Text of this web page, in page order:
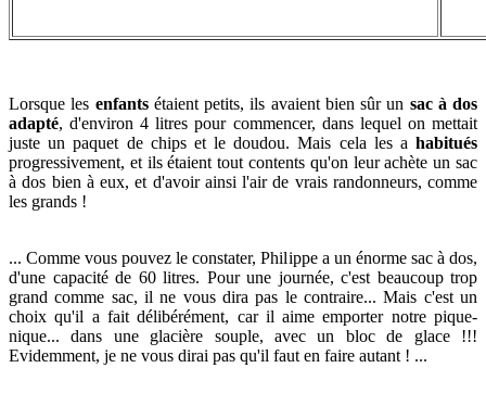
Lorsque les enfantsétaient petits, ils avaient bien sûr un sac à dos
adapté, d'environ 4 litres pour commencer, dans lequel on mettait
juste un paquet de chips et le doudou. Mais cela les a habitués
progressivement, et ils étaient tout contents qu'on leur achète un sac
à dos bien à eux, et d'avoir ainsi l'air de vrais randonneurs, comme
les grands !
... Comme vous pouvez le constater, Philippe a un énorme sac à dos,
d'une capacité de 60 litres. Pour une journée, c'est beaucoup trop
grand comme sac, il ne vous dira pas le contraire... Mais c'est un
choix qu'il a fait délibérément, car il aime emporter notre pique-
nique... dans une glacière souple, avec un bloc de glace !!!
Evidemment, je ne vous dirai pas qu'il faut en faire autant ! ...